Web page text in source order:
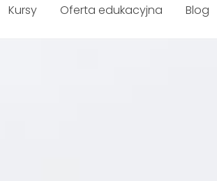
Kursy Oferta edukacyjna Blog